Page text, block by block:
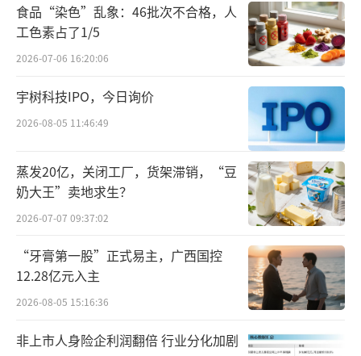
在盈利能力上，统一企业中国在2025年度
财报中表示，“本集团毛利由去年同期的约98.
70亿元增加至约105.29亿元，上升约6.7%，毛
利率由去年同期之32.5%上升0.7个百分点至33.
2%，主要受惠于产能效率提升和部分大宗原物
食品强、饮品弱
在2025年财报中，统一企业中国的饮品和
食品业务呈现出明显分化趋势，营收占比六成
以上的饮品业务增速放缓，食品业务则成为营
收创新高的核心引擎，呈现出“食品强、饮品
弱”的结构性增长模式。
食品“染色”乱象：46批次不合格，人
工色素占了1/5
2026-07-06 16:20:06
宇树科技IPO，今日询价
2026-08-05 11:46:49
蒸发20亿，关闭工厂，货架滞销，“豆
奶大王”卖地求生？
2026-07-07 09:37:02
“牙膏第一股”正式易主，广西国控
12.28亿元入主
2026-08-05 15:16:36
非上市人身险企利润翻倍 行业分化加剧